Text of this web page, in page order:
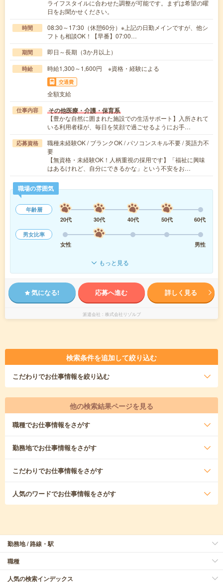
ライフスタイルに合わせた調整が可能です。まずは希望の曜
日をお聞かせください。
時間
08:30～17:30（休憩60分）※上記の日勤メインですが、他シ
フトも相談OK！【早番】07:00…
期間 即日～長期（3か月以上）
時給 時給1,300～1,600円 ※資格・経験による
交通費
全額支給
仕事内容 その他医療・介護・保育系
【豊かな自然に囲まれた施設での生活サポート】入所されて
いる利用者様が、毎日を笑顔で過ごせるようにお手…
応募資格
職種未経験OK / ブランクOK / パソコンスキル不要 / 英語力不
要
【無資格・未経験OK！人柄重視の採用です】「福祉に興味
はあるけれど、自分にできるかな」という不安をお…
職場の雰囲気
年齢層
20代
30代 40代 50代
60代
男女比率
女性
男性
もっと見る
気になる! 応募へ進む 詳しく見る
派遣会社 株式会社リゾルブ
検索条件を追加して絞り込む
こだわりでお仕事情報を絞り込む
他の検索結果ページを見る
職種でお仕事情報をさがす
勤務地でお仕事情報をさがす
こだわりでお仕事情報をさがす
人気のワードでお仕事情報をさがす
勤務地 / 路線・駅
職種
人気の検索インデックス